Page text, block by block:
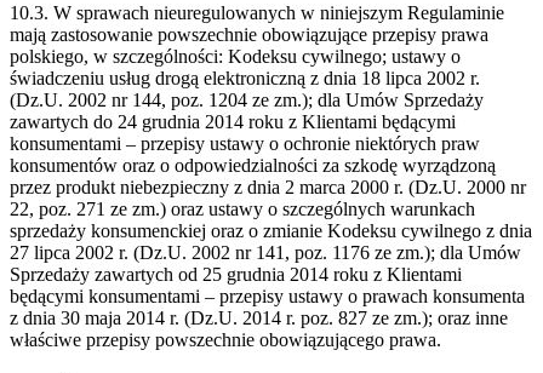
10.3. W sprawach nieuregulowanych w niniejszym Regulaminie
mają zastosowanie powszechnie obowiązujące przepisy prawa
polskiego, w szczególności: Kodeksu cywilnego; ustawy o
świadczeniu usług drogą elektroniczną z dnia 18 lipca 2002 r.
(Dz.U. 2002 nr 144, poz. 1204 ze zm.); dla Umów Sprzedaży
zawartych do 24 grudnia 2014 roku z Klientami będącymi
konsumentami – przepisy ustawy o ochronie niektórych praw
konsumentów oraz o odpowiedzialności za szkodę wyrządzoną
przez produkt niebezpieczny z dnia 2 marca 2000 r. (Dz.U. 2000 nr
22, poz. 271 ze zm.) oraz ustawy o szczególnych warunkach
sprzedaży konsumenckiej oraz o zmianie Kodeksu cywilnego z dnia
27 lipca 2002 r. (Dz.U. 2002 nr 141, poz. 1176 ze zm.); dla Umów
Sprzedaży zawartych od 25 grudnia 2014 roku z Klientami
będącymi konsumentami – przepisy ustawy o prawach konsumenta
z dnia 30 maja 2014 r. (Dz.U. 2014 r. poz. 827 ze zm.); oraz inne
właściwe przepisy powszechnie obowiązującego prawa.